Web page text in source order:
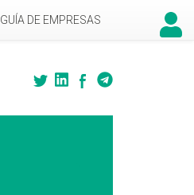
GUÍA DE EMPRESAS